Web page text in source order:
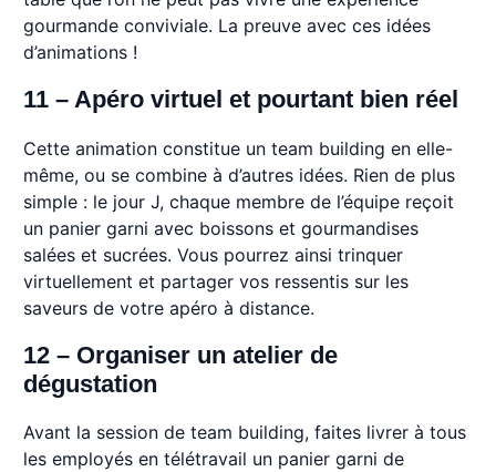
gourmande conviviale. La preuve avec ces idées
d’animations !
11 – Apéro virtuel et pourtant bien réel
Cette animation constitue un team building en elle-
même, ou se combine à d’autres idées. Rien de plus
simple : le jour J, chaque membre de l’équipe reçoit
un panier garni avec boissons et gourmandises
salées et sucrées. Vous pourrez ainsi trinquer
virtuellement et partager vos ressentis sur les
saveurs de votre apéro à distance.
12 – Organiser un atelier de
dégustation
Avant la session de team building, faites livrer à tous
les employés en télétravail un panier garni de